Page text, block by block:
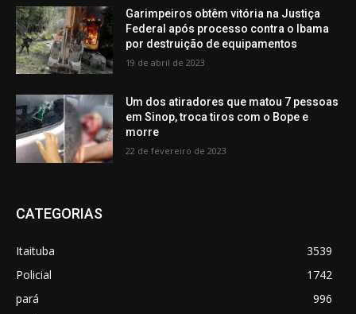
Garimpeiros obtêm vitória na Justiça
Federal após processo contra o Ibama
por destruição de equipamentos
19 de abril de 2023
Um dos atiradores que matou 7 pessoas
em Sinop, troca tiros com o Bope e
morre
22 de fevereiro de 2023
CATEGORIAS
Itaituba
3539
Policial
1742
pará
996